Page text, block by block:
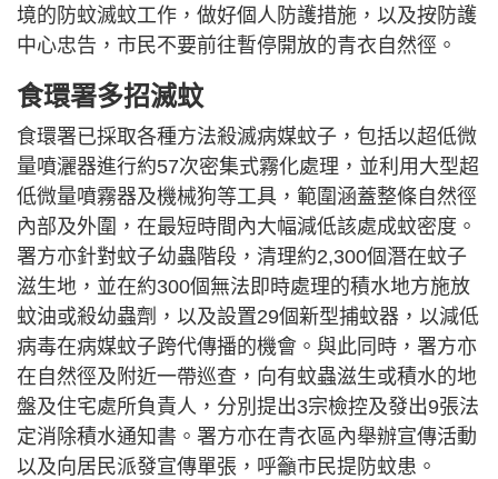
境的防蚊滅蚊工作，做好個人防護措施，以及按防護
中心忠告，市民不要前往暫停開放的青衣自然徑。
食環署多招滅蚊
食環署已採取各種方法殺滅病媒蚊子，包括以超低微
量噴灑器進行約57次密集式霧化處理，並利用大型超
低微量噴霧器及機械狗等工具，範圍涵蓋整條自然徑
內部及外圍，在最短時間內大幅減低該處成蚊密度。
署方亦針對蚊子幼蟲階段，清理約2,300個潛在蚊子
滋生地，並在約300個無法即時處理的積水地方施放
蚊油或殺幼蟲劑，以及設置29個新型捕蚊器，以減低
病毒在病媒蚊子跨代傳播的機會。與此同時，署方亦
在自然徑及附近一帶巡查，向有蚊蟲滋生或積水的地
盤及住宅處所負責人，分別提出3宗檢控及發出9張法
定消除積水通知書。署方亦在青衣區內舉辦宣傳活動
以及向居民派發宣傳單張，呼籲市民提防蚊患。